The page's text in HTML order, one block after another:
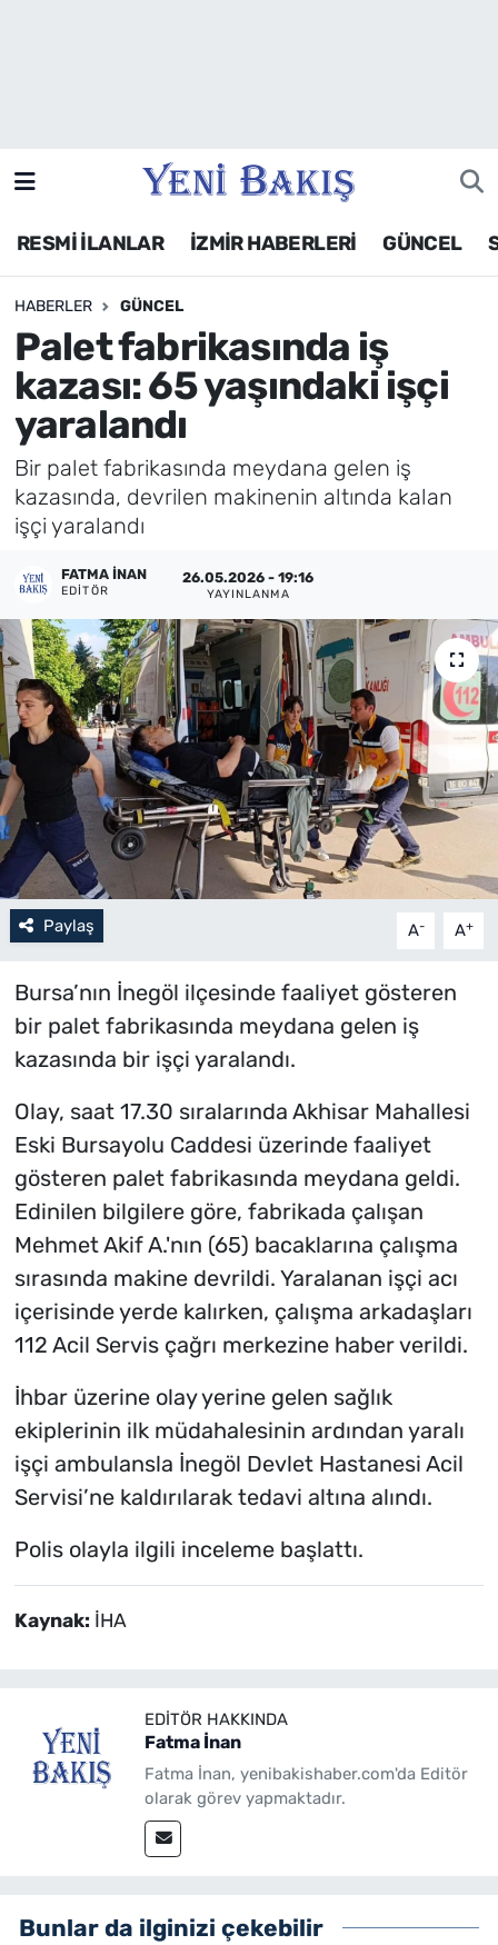
RESMİ İLANLAR İZMİR HABERLERİ GÜNCEL
HABERLER GÜNCEL
Palet fabrikasında iş
kazası: 65 yaşındaki işçi
yaralandı
Bir palet fabrikasında meydana gelen iş
kazasında, devrilen makinenin altında kalan
işçi yaralandı
FATMA İNAN
EDITÖR
26.05.2026 - 19:16
YAYINLANMA
Paylaş A- A+
Bursa’nın İnegöl ilçesinde faaliyet gösteren
bir palet fabrikasında meydana gelen iş
kazasında bir işçi yaralandı.
Olay, saat 17.30 sıralarında Akhisar Mahallesi
Eski Bursayolu Caddesi üzerinde faaliyet
gösteren palet fabrikasında meydana geldi.
Edinilen bilgilere göre, fabrikada çalışan
Mehmet Akif A.'nın (65) bacaklarına çalışma
sırasında makine devrildi. Yaralanan işçi acı
içerisinde yerde kalırken, çalışma arkadaşları
112 Acil Servis çağrı merkezine haber verildi.
İhbar üzerine olay yerine gelen sağlık
ekiplerinin ilk müdahalesinin ardından yaralı
işçi ambulansla İnegöl Devlet Hastanesi Acil
Servisi’ne kaldırılarak tedavi altına alındı.
Polis olayla ilgili inceleme başlattı.
Kaynak: İHA
EDITÖR HAKKINDA
Fatma İnan
Fatma İnan, yenibakishaber.com'da Editör
olarak görev yapmaktadır.
Bunlar da ilginizi çekebilir
Siyaset
Asayiş / Polis-Adliye
Spor
Magazin
Foto Galeri
Künye
İletişim